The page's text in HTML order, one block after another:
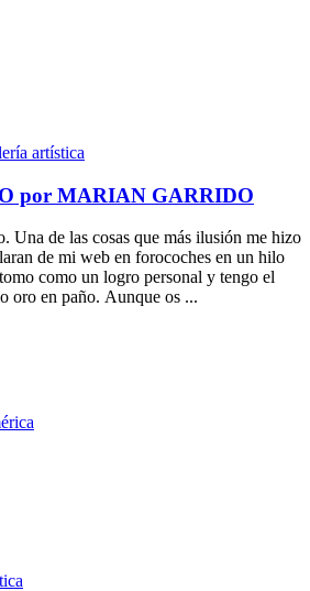
artística
por MARIAN GARRIDO
Una de las cosas que más ilusión me hizo
de mi web en forocoches en un hilo
como un logro personal y tengo el
oro en paño. Aunque os ...